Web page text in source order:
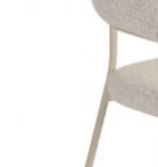
ZESTAW KRZESEŁ
DEMINA TAUPE
EKOSKÓRA...
806,83 zł